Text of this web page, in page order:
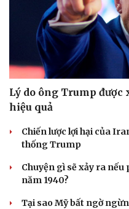
Cải chính
Lý do ông Trump
hiệu quả
Chiến lược lợi hại của
thống Trump
Chuyện gì sẽ xảy ra
năm 1940?
Tại sao Mỹ bất ngờ